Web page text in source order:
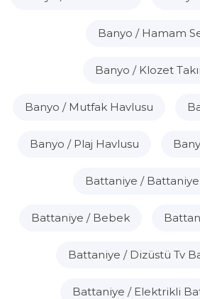
Banyo / Hamam
Banyo / Klozet
Banyo / Mutfak Havlusu
Banyo / Plaj Havlusu
Battaniye /
Battaniye / Bebek
Battaniye / Dizüstü Tv
Battaniye / Elektrikli